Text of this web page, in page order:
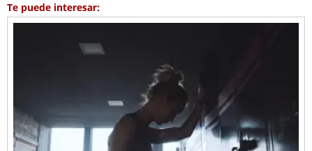
Te puede interesar: